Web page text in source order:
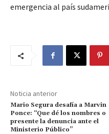
emergencia al país
Noticia anterior
Mario Segura desafía a Marvin
Ponce: “Que dé los nombres o
presente la denuncia ante el
Ministerio Público”